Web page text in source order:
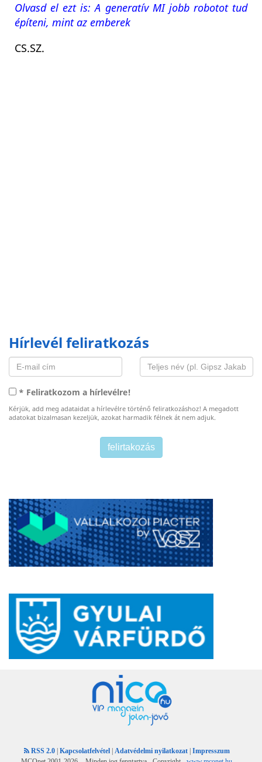
Olvasd el ezt is: A generatív MI jobb robotot tud
építeni, mint az emberek
CS.SZ.
Hírlevél feliratkozás
* Feliratkozom a hírlevélre!
Kérjük, add meg adataidat a hírlevélre történő feliratkozáshoz! A megadott
adatokat bizalmasan kezeljük, azokat harmadik félnek át nem adjuk.
RSS 2.0 Kapcsolatfelvétel Adatvédelmi nyilatkozat
Impresszum